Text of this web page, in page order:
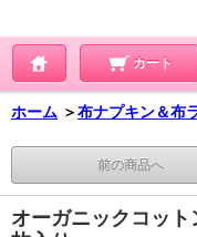
カート
ホーム ＞布ナプキン＆布
前の商品へ
オーガニックコッ